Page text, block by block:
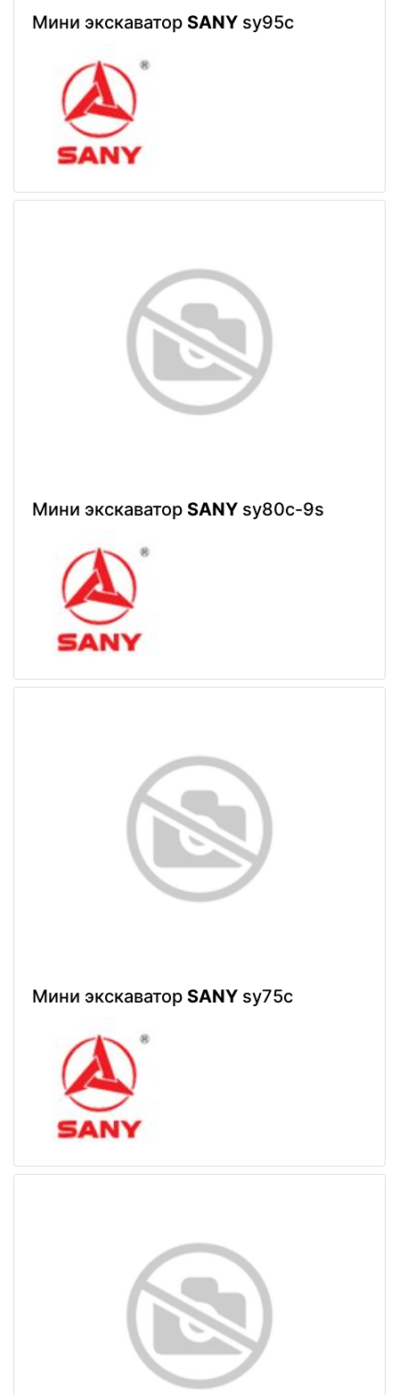
Мини экскаватор SANY sy95c
Мини экскаватор SANY sy80c-9s
Мини экскаватор SANY sy75c